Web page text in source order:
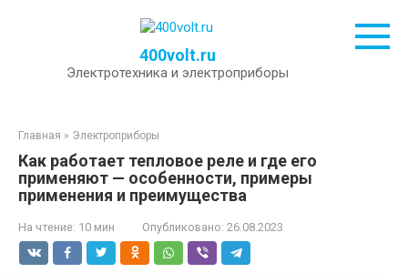
400volt.ru
Электротехника и электроприборы
Главная » Электроприборы
Как работает тепловое реле и где его
применяют — особенности, примеры
применения и преимущества
На чтение: 10 мин Опубликовано: 26.08.2023